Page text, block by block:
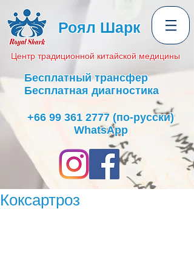
Роял Шарк
Центр традиционной китайской медицины
Бесплатный трансфер
Бесплатная диагностика
+66 99 361 2777 (по-русски)
WhatsApp
Коксартроз